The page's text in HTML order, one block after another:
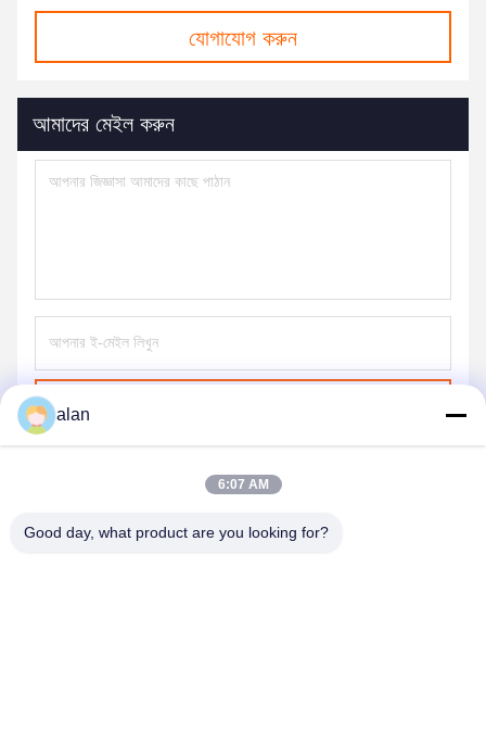
যোগাযোগ করুন
আমাদের মেইল ​​করুন
alan
6:07 AM
Good day, what product are you looking for?